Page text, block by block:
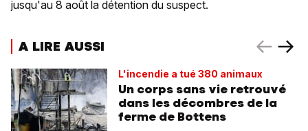
jusqu'au 8 août la détention du suspect.
A LIRE AUSSI
L'incendie a tué 380 animaux
Un corps sans vie retrouvé
dans les décombres de la
ferme de Bottens